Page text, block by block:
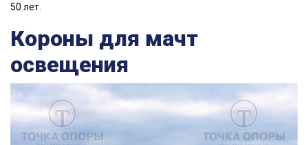
50 лет.
Короны для мачт
освещения